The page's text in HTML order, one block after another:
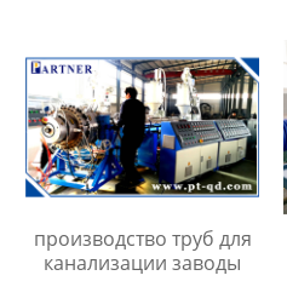
производство труб для
канализации заводы